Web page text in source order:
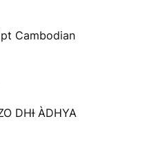
Cambodian
DHƗ ÀDHYA